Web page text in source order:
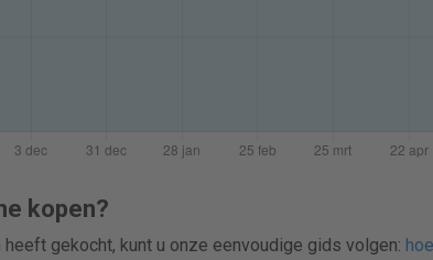
kopen?
gekocht, kunt u onze eenvoudige gids volgen: